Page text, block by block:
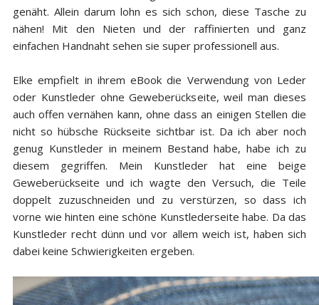
genäht. Allein darum lohn es sich schon, diese Tasche zu
nähen! Mit den Nieten und der raffinierten und ganz
einfachen Handnaht sehen sie super professionell aus.
Elke empfielt in ihrem eBook die Verwendung von Leder
oder Kunstleder ohne Geweberückseite, weil man dieses
auch offen vernähen kann, ohne dass an einigen Stellen die
nicht so hübsche Rückseite sichtbar ist. Da ich aber noch
genug Kunstleder in meinem Bestand habe, habe ich zu
diesem gegriffen. Mein Kunstleder hat eine beige
Geweberückseite und ich wagte den Versuch, die Teile
doppelt zuzuschneiden und zu verstürzen, so dass ich
vorne wie hinten eine schöne Kunstlederseite habe. Da das
Kunstleder recht dünn und vor allem weich ist, haben sich
dabei keine Schwierigkeiten ergeben.